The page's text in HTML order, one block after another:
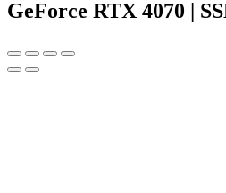
GeForce RTX 4070 |